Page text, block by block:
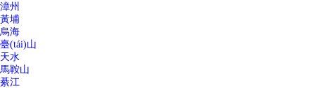
漳州
黃埔
烏海
臺(tái)山
天水
馬鞍山
綦江